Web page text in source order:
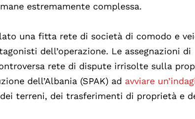
estremamente complessa.
una fitta rete di società di comodo e
dell’operazione. Le assegnazioni di
rete di dispute irrisolte sulla
dell’Albania (SPAK) ad avviare
terreni, dei trasferimenti di proprietà e